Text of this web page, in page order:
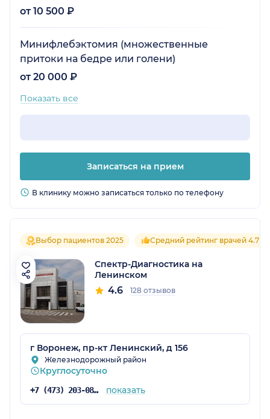
от 10 500 ₽
Минифлебэктомия (множественные
притоки на бедре или голени)
от 20 000 ₽
Показать все
Записаться на прием
В клинику можно записаться только по телефону
Выбор пациентов 2025 Средний рейтинг врачей 4.7
Спектр-Диагностика на
Ленинском
4.6 128 отзывов
г Воронеж, пр-кт Ленинский, д 156
Железнодорожный район
Круглосуточно
+7 (473) 203-08-36 показать